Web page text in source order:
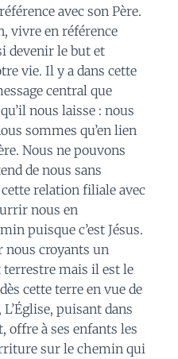
avec son Père.
vivre en référence
devenir le but et
vie. Il y a dans cette
central que
nous laisse : nous
sommes qu’en lien
Nous ne pouvons
de nous sans
relation filiale avec
nous en
puisque c’est Jésus.
nous croyants un
terrestre mais il est le
cette terre en vue de
puisant dans
offre à ses enfants les
sur le chemin qui